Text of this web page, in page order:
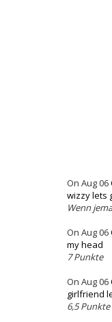
On Aug 06
wizzy lets
Wenn
On Aug 06
my head
7 Punkte
On Aug 06
girlfriend
6,5 Punkte